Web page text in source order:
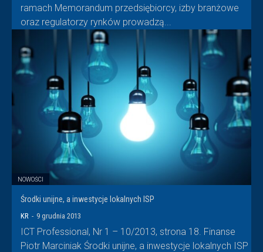
ramach Memorandum przedsiębiorcy, izby branżowe
oraz regulatorzy rynków prowadzą...
NOWOŚCI
Środki unijne, a inwestycje lokalnych ISP
KR - 9 grudnia 2013
ICT Professional, Nr 1 – 10/2013, strona 18. Finanse
Piotr Marciniak Środki unijne, a inwestycje lokalnych ISP